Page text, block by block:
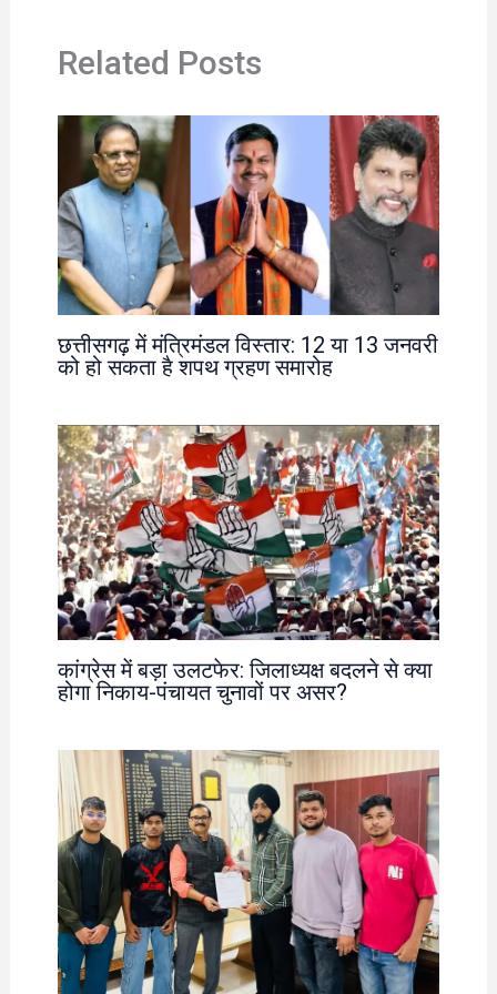
Related Posts
छत्तीसगढ़ में मंत्रिमंडल विस्तार: 12 या 13 जनवरी
को हो सकता है शपथ ग्रहण समारोह
कांग्रेस में बड़ा उलटफेर: जिलाध्यक्ष बदलने से क्या
होगा निकाय-पंचायत चुनावों पर असर?